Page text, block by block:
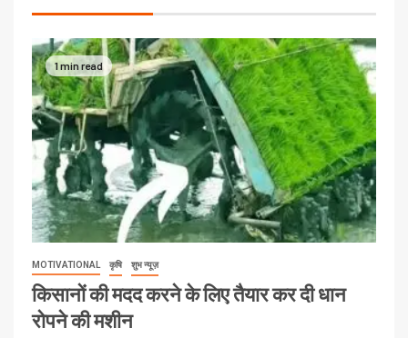
1 min read
MOTIVATIONAL कृषि शुभ न्यूज़
किसानों की मदद करने के लिए तैयार कर दी धान
रोपने की मशीन